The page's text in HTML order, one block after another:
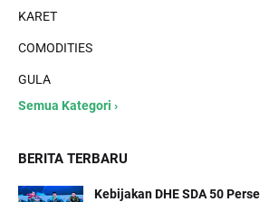
KARET
COMODITIES
GULA
Semua Kategori ›
BERITA TERBARU
Kebijakan DHE SDA 50